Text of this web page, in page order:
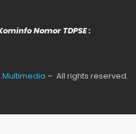
Nomor TDPSE :
Multimedia – All rights reserved.